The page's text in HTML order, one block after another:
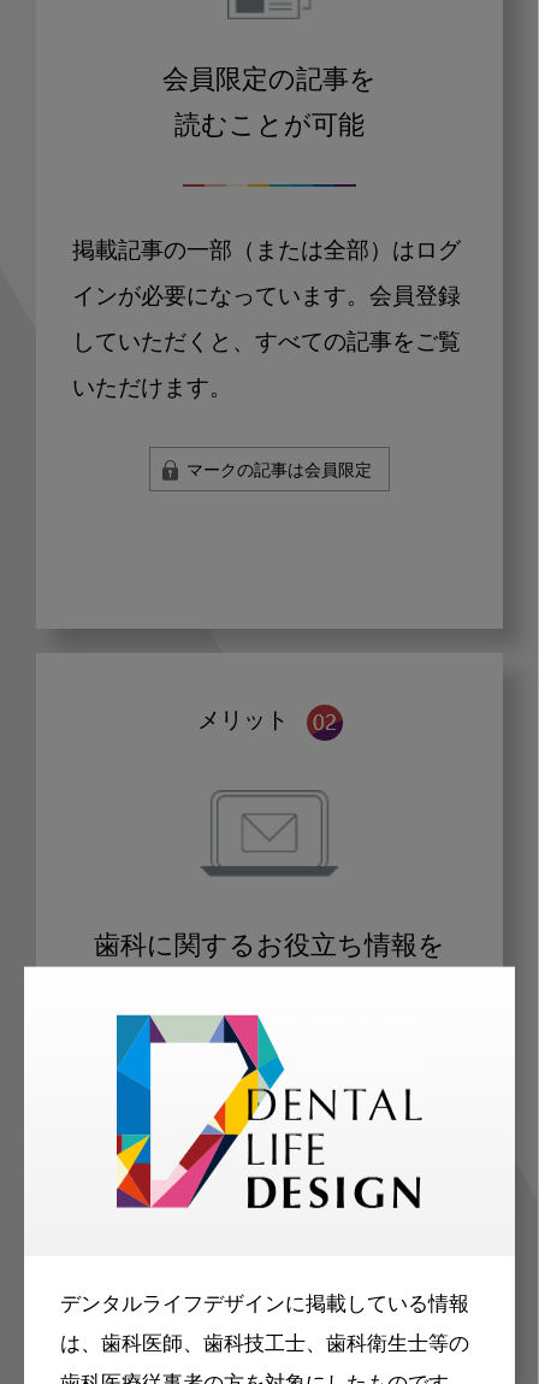
デンタルライフデザインに掲載している情報
は、歯科医師、歯科技工士、歯科衛生士等の
会員限定の記事を
読むことが可能
掲載記事の一部（または全部）はログ
インが必要になっています。会員登録
していただくと、すべての記事をご覧
いただけます。
マークの記事は会員限定
メリット
歯科に関するお役立ち情報を
ご登録いただいた職種（歯科医師、歯
科衛生士、歯科技工士）に合わせた内
容のメールマガジンをお届けします。